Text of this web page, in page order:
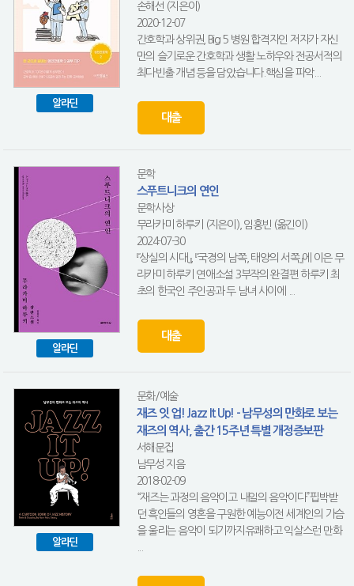
알라딘
손해선 (지은이)
2020-12-07
간호학과 상위권, Big 5 병원 합격자인 저자가 자신
만의 슬기로운 간호학과 생활 노하우와 전공서적의
최다빈출 개념 등을 담았습니다.핵심을 파악...
대출
알라딘
문학
스푸트니크의 연인
문학사상
무라카미 하루키 (지은이), 임홍빈 (옮긴이)
2024-07-30
『상실의 시대』, 『국경의 남쪽, 태양의 서쪽』에 이은 무
라카미 하루키 연애소설 3부작의 완결편 하루키 최
초의 한국인 주인공과 두 남녀 사이에 ...
대출
알라딘
문화/예술
재즈 잇 업! Jazz It Up! - 남무성의 만화로 보는
재즈의 역사, 출간 15주년 특별 개정증보판
서해문집
남무성 지음
2018-02-09
“재즈는 과정의 음악이고 내일의 음악이다”핍박받
던 흑인들의 영혼을 구원한 예능이전 세계인의 가슴
을 울리는 음악이 되기까지유쾌하고 익살스런 만화